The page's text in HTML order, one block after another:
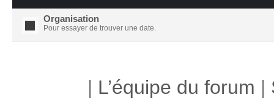
Organisation
Pour essayer de trouver une date.
| L’équipe du forum |